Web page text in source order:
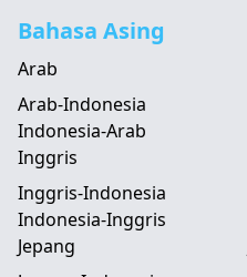
Bahasa Asing
Arab
Arab-Indonesia
Indonesia-Arab
Inggris
Inggris-Indonesia
Indonesia-Inggris
Jepang